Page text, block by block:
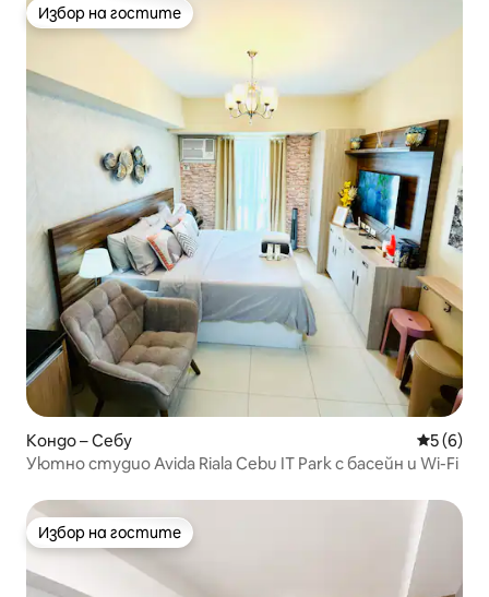
Избор на гостите
Избор на гостите
Кондо – Себу Средна
5 (6)
Уютно студио Avida Riala Cebu IT Park с басейн и Wi-Fi
Избор на гостите
Избор на гостите